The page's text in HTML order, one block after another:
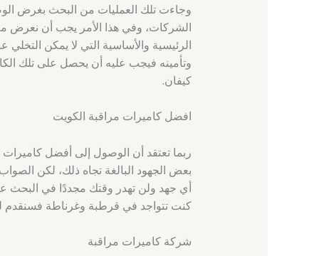
وجاءت تلك العمليات من البحث بغرض
الشركات، وفي هذا الأمر يجب أن نعرض
الرئيسية والأساسية التي لا يمكن
وتأمينه فيجب عليه أن يحصل على تلك
كيفان.
افضل كاميرات مراقبة الكويت
ربما تعتقد أن الوصول إلى أفضل
بعض الجهود البالغة تجاه ذلك، لكن
أي جهد ولن تهدر وقتك مجددًا في البحث
كنت تتواجد في قرطبة وغرناطة فسنقدم
شركة كاميرات مراقبة